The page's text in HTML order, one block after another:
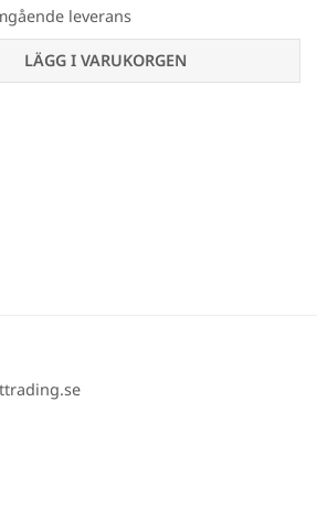
leverans
LÄGG I VARUKORGEN